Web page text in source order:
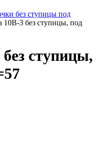
без ступицы под
10B-3 без ступицы, под
без ступицы,